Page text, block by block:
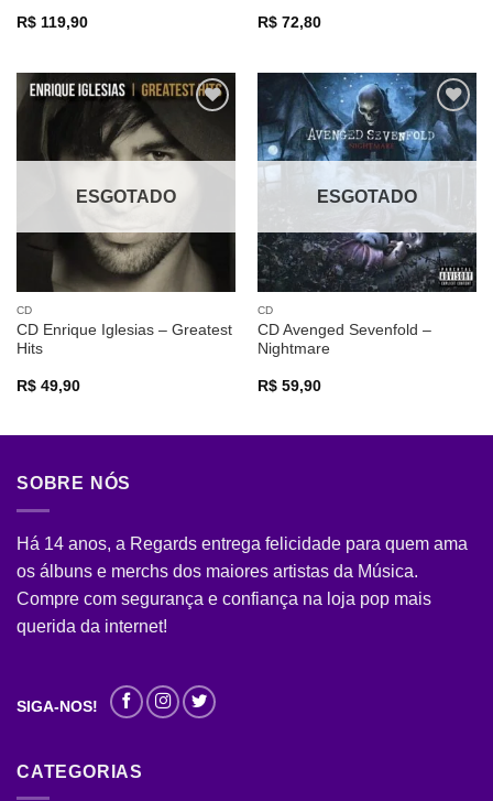
R$119,90 R$72,80
a lista de
desejos
ESGOTADO
CD
CD Enrique Iglesias – Greatest
Hits
R$49,90
Adicionar
a lista de
desejos
ESGOTADO
CD
CD Avenged Sevenfold –
Nightmare
R$59,90
SOBRE NÓS
Há 14 anos, a Regards entrega felicidade para quem ama
os álbuns e merchs dos maiores artistas da Música.
Compre com segurança e confiança na loja pop mais
querida da internet!
SIGA-NOS!
CATEGORIAS